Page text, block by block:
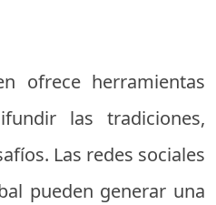
ofrece herramientas
las tradiciones,
Las redes sociales
pueden generar una